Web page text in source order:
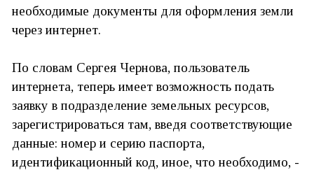
необходимые документы для оформления земли
через интернет.
По словам Сергея Чернова, пользователь
интернета, теперь имеет возможность подать
заявку в подразделение земельных ресурсов,
зарегистрироваться там, введя соответствующие
данные: номер и серию паспорта,
идентификационный код, иное, что необходимо, -